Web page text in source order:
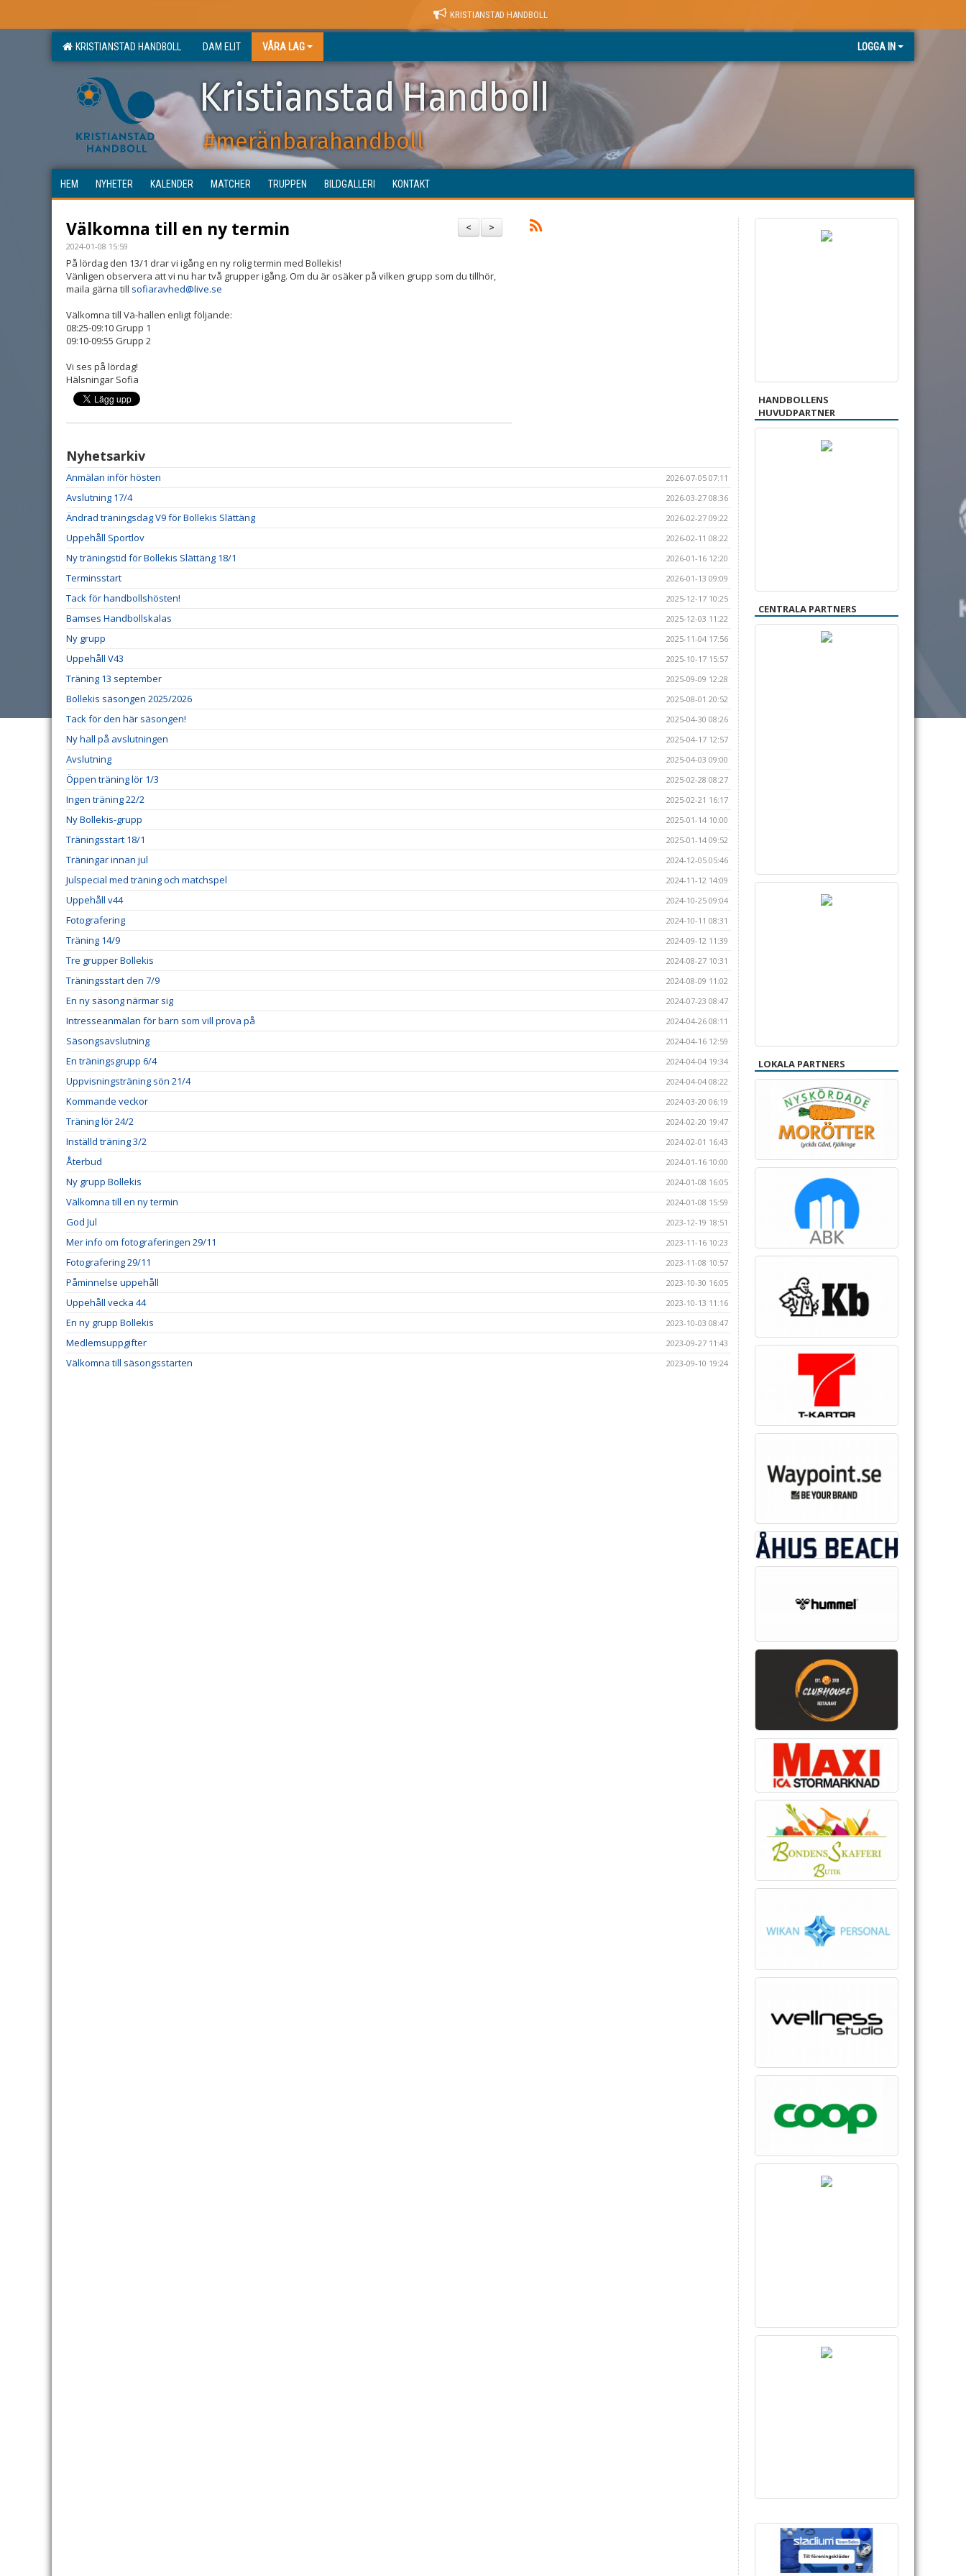
KRISTIANSTAD HANDBOLL
KRISTIANSTAD HANDBOLL DAM ELIT VÅRA LAG LOGGA IN
Kristianstad Handboll
#meränbarahandboll
HEM NYHETER KALENDER MATCHER TRUPPEN BILDGALLERI KONTAKT
>
<
Välkomna till en ny termin
2024-01-08 15:59
På lördag den 13/1 drar vi igång en ny rolig termin med Bollekis!
Vänligen observera att vi nu har två grupper igång. Om du är osäker på vilken grupp som du tillhör,
maila gärna till sofiaravhed@live.se
Välkomna till Vä-hallen enligt följande:
08:25-09:10 Grupp 1
09:10-09:55 Grupp 2
Vi ses på lördag!
Hälsningar Sofia
Nyhetsarkiv
Anmälan inför hösten 2026-07-05 07:11
Avslutning 17/4 2026-03-27 08:36
Ändrad träningsdag V9 för Bollekis Slättäng 2026-02-27 09:22
Uppehåll Sportlov 2026-02-11 08:22
Ny träningstid för Bollekis Slättäng 18/1 2026-01-16 12:20
Terminsstart 2026-01-13 09:09
Tack för handbollshösten! 2025-12-17 10:25
Bamses Handbollskalas 2025-12-03 11:22
Ny grupp 2025-11-04 17:56
Uppehåll V43 2025-10-17 15:57
Träning 13 september 2025-09-09 12:28
Bollekis säsongen 2025/2026 2025-08-01 20:52
Tack för den här säsongen! 2025-04-30 08:26
Ny hall på avslutningen 2025-04-17 12:57
Avslutning 2025-04-03 09:00
Öppen träning lör 1/3 2025-02-28 08:27
Ingen träning 22/2 2025-02-21 16:17
Ny Bollekis-grupp 2025-01-14 10:00
Träningsstart 18/1 2025-01-14 09:52
Träningar innan jul 2024-12-05 05:46
Julspecial med träning och matchspel 2024-11-12 14:09
Uppehåll v44 2024-10-25 09:04
Fotografering 2024-10-11 08:31
Träning 14/9 2024-09-12 11:39
Tre grupper Bollekis 2024-08-27 10:31
Träningsstart den 7/9 2024-08-09 11:02
En ny säsong närmar sig 2024-07-23 08:47
Intresseanmälan för barn som vill prova på 2024-04-26 08:11
Säsongsavslutning 2024-04-16 12:59
En träningsgrupp 6/4 2024-04-04 19:34
Uppvisningsträning sön 21/4 2024-04-04 08:22
Kommande veckor 2024-03-20 06:19
Träning lör 24/2 2024-02-20 19:47
Inställd träning 3/2 2024-02-01 16:43
Återbud 2024-01-16 10:00
Ny grupp Bollekis 2024-01-08 16:05
Välkomna till en ny termin 2024-01-08 15:59
God Jul 2023-12-19 18:51
Mer info om fotograferingen 29/11 2023-11-16 10:23
Fotografering 29/11 2023-11-08 10:57
Påminnelse uppehåll 2023-10-30 16:05
Uppehåll vecka 44 2023-10-13 11:16
En ny grupp Bollekis 2023-10-03 08:47
Medlemsuppgifter 2023-09-27 11:43
Välkomna till säsongsstarten 2023-09-10 19:24
HANDBOLLENS
HUVUDPARTNER
CENTRALA PARTNERS
LOKALA PARTNERS